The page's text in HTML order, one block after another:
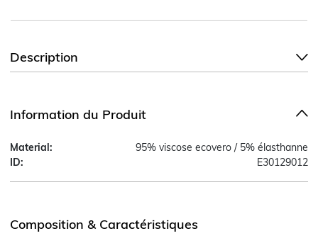
Description
Information du Produit
Material:
95% viscose ecovero / 5% élasthanne
ID:
E30129012
Composition & Caractéristiques